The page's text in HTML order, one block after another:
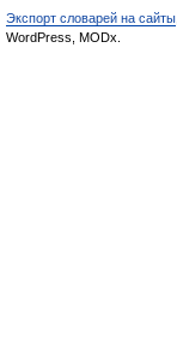
Экспорт словарей на сайты
WordPress, MODx.